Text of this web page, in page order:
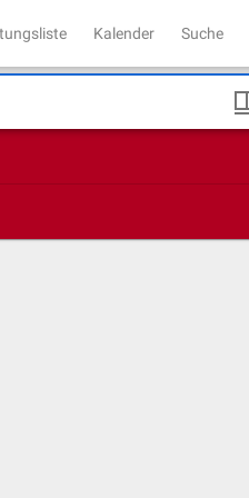
Kalender Suche